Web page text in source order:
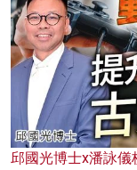
邱國光博士x潘詠儀